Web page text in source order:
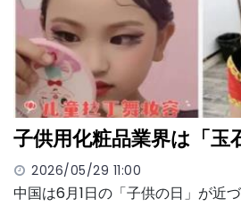
子供用化粧品業界は「玉
2026/05/29 11:00
中国は6月1日の「子供の日」が近